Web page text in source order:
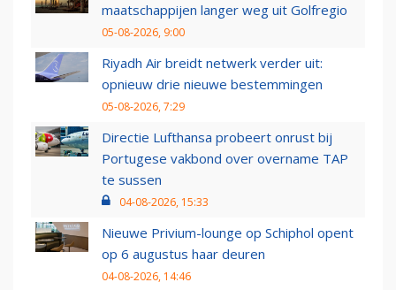
maatschappijen langer weg uit Golfregio
05-08-2026, 9:00
Riyadh Air breidt netwerk verder uit:
opnieuw drie nieuwe bestemmingen
05-08-2026, 7:29
Directie Lufthansa probeert onrust bij
Portugese vakbond over overname TAP
te sussen
04-08-2026, 15:33
Nieuwe Privium-lounge op Schiphol opent
op 6 augustus haar deuren
04-08-2026, 14:46